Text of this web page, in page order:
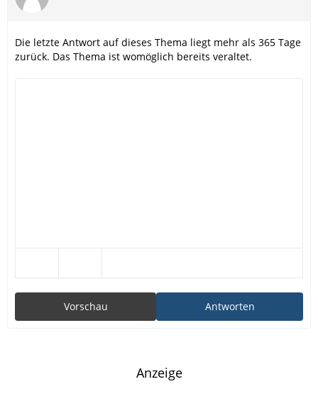
Die letzte Antwort auf dieses Thema liegt mehr als 365 Tage
zurück. Das Thema ist womöglich bereits veraltet.
Antworten
Vorschau
Anzeige